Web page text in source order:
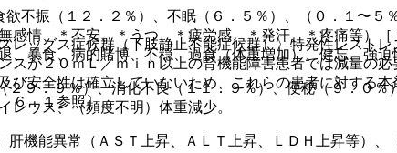
不振（１２．２％）、不眠（６．５％）、（０．１〜５
感情、＊不安、＊うつ、＊疲労感、＊発汗、＊疼痛等）
暴食、病的賭博、不穏、過食（体重増加）、健忘、強迫
９．９％）、消化不良（１１．９％）、便秘（９．０
レウス、（頻度不明）体重減少。
機能異常（ＡＳＴ上昇、ＡＬＴ上昇、ＬＤＨ上昇等）、
ッグス症候群（下肢静止不能症候群）〉特発性レスト
スが２０ｍＬ／ｍｉｎ以上の腎機能障害患者では減量の
び安全性は確立していないため、これらの患者に対する
６．１参照〕。